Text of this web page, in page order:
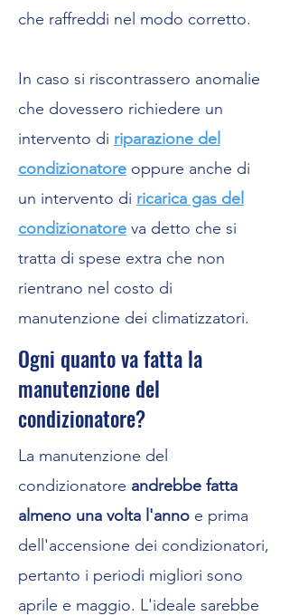
che raffreddi nel modo corretto.
In caso si riscontrassero anomalie
che dovessero richiedere un
intervento di riparazione del
condizionatore oppure anche di
un intervento di ricarica gas del
condizionatore va detto che si
tratta di spese extra che non
rientrano nel costo di
manutenzione dei climatizzatori.
Ogni quanto va fatta la
manutenzione del
condizionatore?
La manutenzione del
condizionatore andrebbe fatta
almeno una volta l'anno e prima
dell'accensione dei condizionatori,
pertanto i periodi migliori sono
aprile e maggio. L'ideale sarebbe